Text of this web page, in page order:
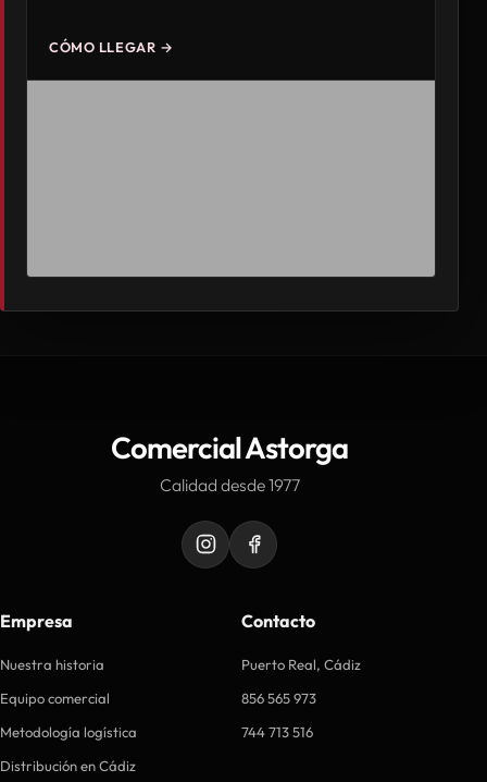
CÓMO LLEGAR →
Comercial Astorga
Calidad desde 1977
Empresa
Nuestra historia
Equipo comercial
Metodología logística
Distribución en Cádiz
Contacto
Puerto Real, Cádiz
856 565 973
744 713 516